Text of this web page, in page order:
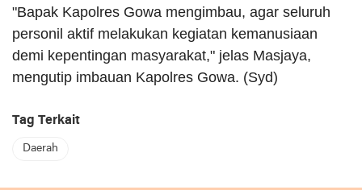
"Bapak Kapolres Gowa mengimbau, agar seluruh
personil aktif melakukan kegiatan kemanusiaan
demi kepentingan masyarakat," jelas Masjaya,
mengutip imbauan Kapolres Gowa. (Syd)
Tag Terkait
Daerah